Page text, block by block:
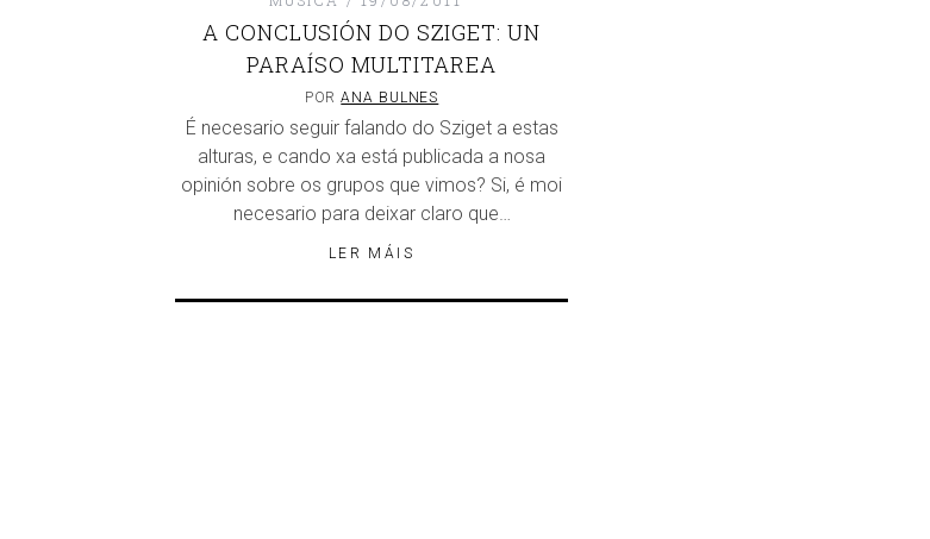
A CONCLUSIÓN DO SZIGET: UN
PARAÍSO MULTITAREA
PORANA BULNES
É necesario seguir falando do Sziget a estas
alturas, e cando xa está publicada a nosa
opinión sobre os grupos que vimos? Si, é moi
necesario para deixar claro que…
LER MÁIS